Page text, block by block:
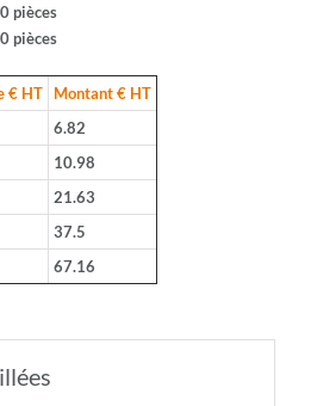
pièces
pièces
€ HT
Montant € HT
6.82
10.98
21.63
37.5
67.16